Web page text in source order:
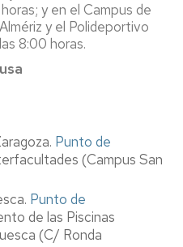
y en el Campus de
y el Polideportivo
8:00 horas.
Punto de
(Campus San
Punto de
de las Piscinas
(C/ Ronda